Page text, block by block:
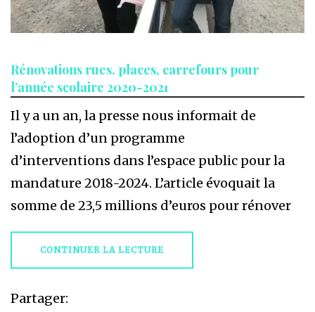
Rénovations rues, places, carrefours pour
l’année scolaire 2020-2021
Il y a un an, la presse nous informait de
l’adoption d’un programme
d’interventions dans l’espace public pour la
mandature 2018-2024. L’article évoquait la
somme de 23,5 millions d’euros pour rénover
CONTINUER LA LECTURE
Partager: